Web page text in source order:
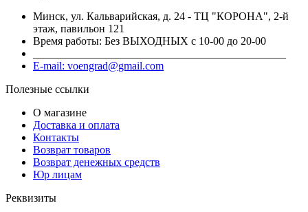
Минск, ул. Кальварийская, д. 24 - ТЦ "КОРОНА", 2-й
этаж, павильон 121
Время работы: Без ВЫХОДНЫХ с 10-00 до 20-00
E-mail: voengrad@gmail.com
Полезные ссылки
О магазине
Доставка и оплата
Контакты
Возврат товаров
Возврат денежных средств
Юр лицам
Реквизиты